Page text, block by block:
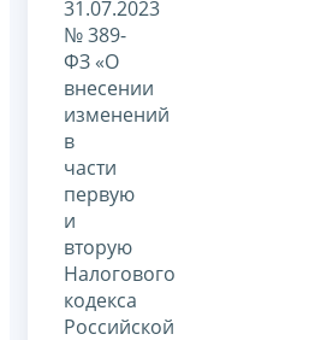
31.07.2023
№ 389-
ФЗ «О
внесении
изменений
в
части
первую
и
вторую
Налогового
кодекса
Российской